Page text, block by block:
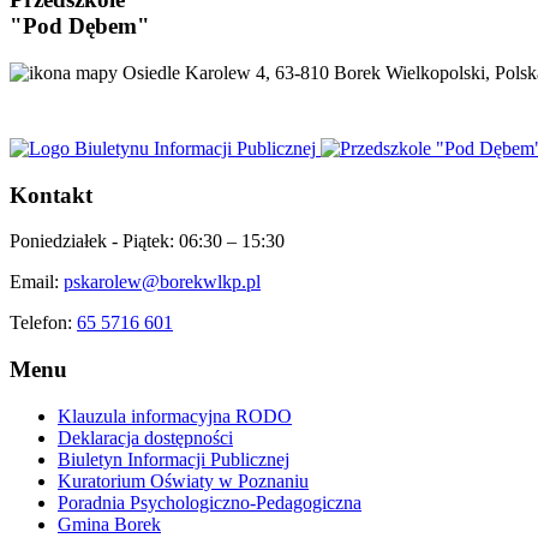
"Pod Dębem"
Osiedle Karolew 4, 63-810 Borek Wielkopolski,
Kontakt
Poniedziałek - Piątek: 06:30 – 15:30
Email: pskarolew@borekwlkp.pl
Telefon: 65 5716 601
Menu
Klauzula informacyjna RODO
Deklaracja dostępności
Biuletyn Informacji Publicznej
Kuratorium Oświaty w Poznaniu
Poradnia Psychologiczno-Pedagogiczna
Gmina Borek